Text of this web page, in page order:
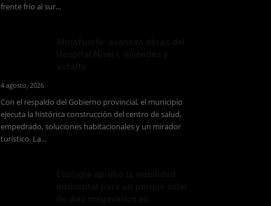
frente frío al sur...
4 agosto, 2026
Con el respaldo del Gobierno provincial, el municipio
ejecuta la histórica construcción del centro de salud,
empedrado, soluciones habitacionales y un mirador
turístico. La...